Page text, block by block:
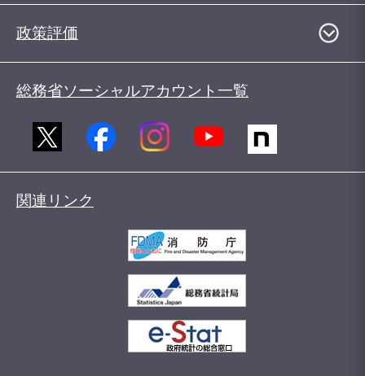
政策評価
総務省ソーシャルアカウント一覧
関連リンク